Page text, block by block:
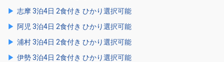
志摩 3泊4日 2食付き ひかり選択可能
阿児 3泊4日 2食付き ひかり選択可能
浦村 3泊4日 2食付き ひかり選択可能
伊勢 3泊4日 2食付き ひかり選択可能